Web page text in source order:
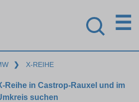
☰
❯ X-REIHE
Reihe in Castrop-Rauxel und im
suchen